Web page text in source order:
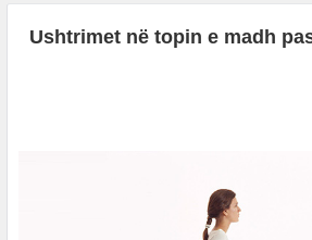
Ushtrimet në topin e madh